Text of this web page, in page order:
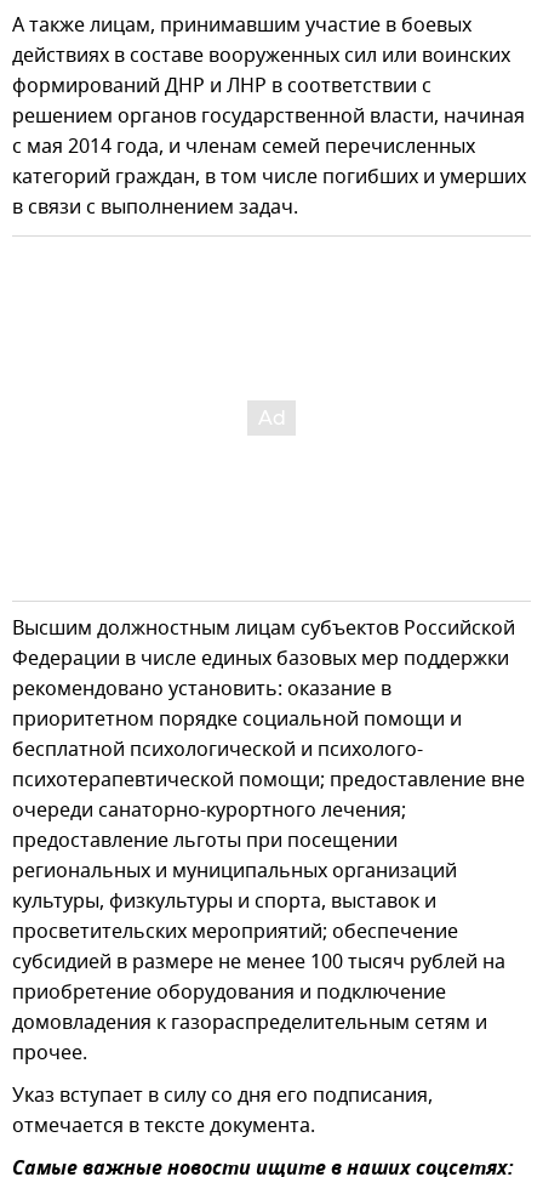
А также лицам, принимавшим участие в боевых
действиях в составе вооруженных сил или воинских
формирований ДНР и ЛНР в соответствии с
решением органов государственной власти, начиная
с мая 2014 года, и членам семей перечисленных
категорий граждан, в том числе погибших и умерших
в связи с выполнением задач.
Высшим должностным лицам субъектов Российской
Федерации в числе единых базовых мер поддержки
рекомендовано установить: оказание в
приоритетном порядке социальной помощи и
бесплатной психологической и психолого-
психотерапевтической помощи; предоставление вне
очереди санаторно-курортного лечения;
предоставление льготы при посещении
региональных и муниципальных организаций
культуры, физкультуры и спорта, выставок и
просветительских мероприятий; обеспечение
субсидией в размере не менее 100 тысяч рублей на
приобретение оборудования и подключение
домовладения к газораспределительным сетям и
прочее.
Указ вступает в силу со дня его подписания,
отмечается в тексте документа.
Самые важные новости ищите в наших соцсетях: